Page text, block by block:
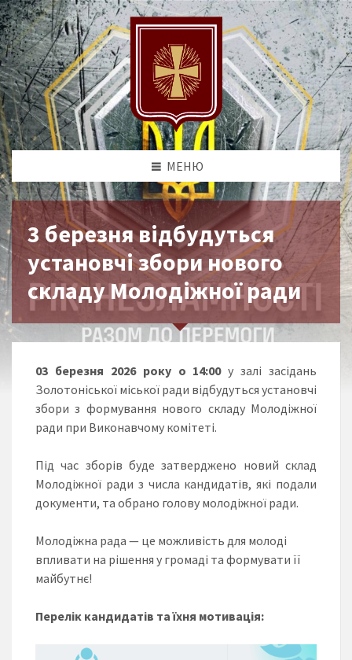
МЕНЮ
3 березня відбудуться
установчі збори нового
складу Молодіжної ради
03 березня 2026 року о 14:00у залі засідань
Золотоніської міської ради відбудуться установчі
збори з формування нового складу Молодіжної
ради при Виконавчому комітеті.
Під час зборів буде затверджено новий склад
Молодіжної ради з числа кандидатів, які подали
документи, та обрано голову молодіжної ради.
Молодіжна рада — це можливість для молоді
впливати на рішення у громаді та формувати її
майбутнє!
Перелік кандидатів та їхня мотивація: